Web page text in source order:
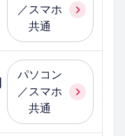
／スマホ
共通
パソコン
／スマホ
共通